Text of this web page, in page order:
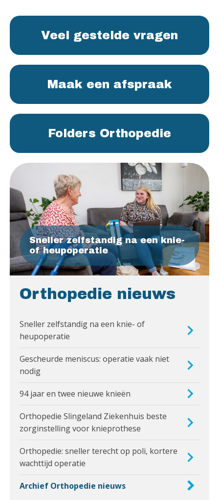
Veel gestelde vragen
Maak een afspraak
Folders Orthopedie
Sneller zelfstandig na een knie-
of heupoperatie
Orthopedie nieuws
Sneller zelfstandig na een knie- of
heupoperatie
Gescheurde meniscus: operatie vaak niet
nodig
94 jaar en twee nieuwe knieën
Orthopedie Slingeland Ziekenhuis beste
zorginstelling voor knieprothese
Orthopedie: sneller terecht op poli, kortere
wachttijd operatie
Archief Orthopedie nieuws